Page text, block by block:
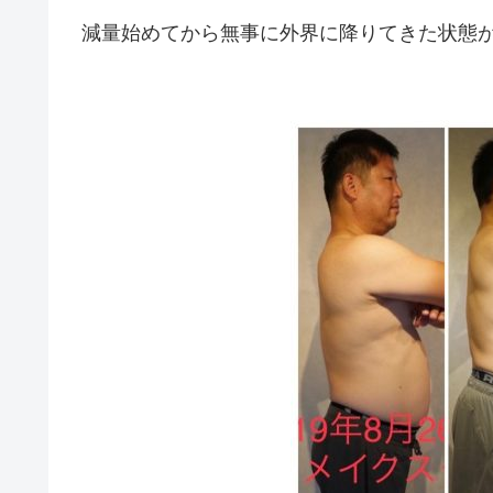
減量始めてから無事に外界に降りてきた状態